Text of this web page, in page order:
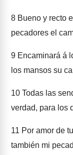
8 Bueno y recto
pecadores el
9 Encaminará á
los mansos su
10 Todas las
verdad, para los
11 Por amor de
también mi